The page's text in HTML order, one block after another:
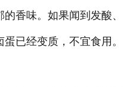
香味。如果闻到发酸、
已经变质，不宜食用。